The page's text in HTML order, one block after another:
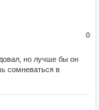
0
но лучше бы он
сомневаться в